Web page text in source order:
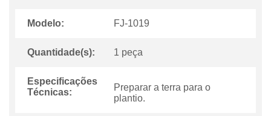
Modelo: FJ-1019
Quantidade(s): 1 peça
Especificações
Técnicas:
Preparar a terra para o
plantio.